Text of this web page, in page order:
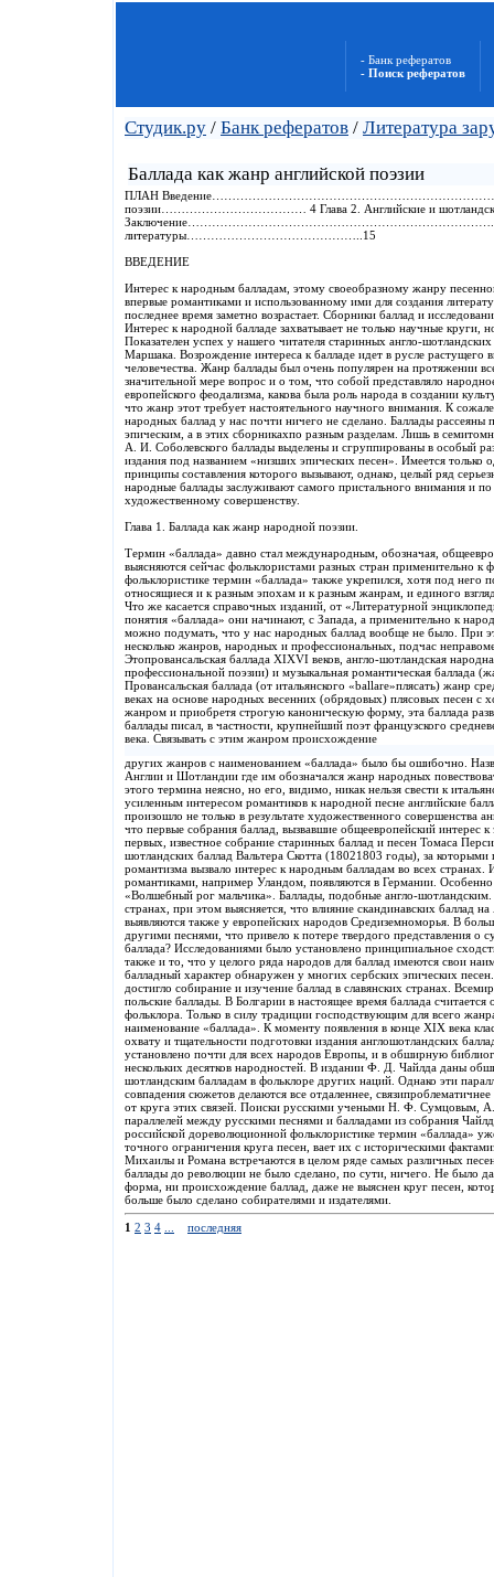
- Банк рефератов
- Поиск рефератов
Студик.ру / Банк рефератов / Литература
Баллада как жанр английской поэзии
ПЛАН Введение……………………………………………………………………… 3
поэзии……………………………… 4 Глава 2. Английские и
Заключение………………………………………………………………….14
литературы……………………………………..15
ВВЕДЕНИЕ
Интерес к народным балладам, этому своеобразному жанру
впервые романтиками и использованному ими для создания
последнее время заметно возрастает. Сборники баллад и
Интерес к народной балладе захватывает не только научные
Показателен успех у нашего читателя старинных англо-
Маршака. Возрождение интереса к балладе идет в русле
человечества. Жанр баллады был очень популярен на протяжении
значительной мере вопрос и о том, что собой представляло
европейского феодализма, какова была роль народа в создании
что жанр этот требует настоятельного научного внимания. К
народных баллад у нас почти ничего не сделано. Баллады
эпическим, а в этих сборникахпо разным разделам. Лишь в
А. И. Соболевского баллады выделены и сгруппированы в особый
издания под названием «низших эпических песен». Имеется только
принципы составления которого вызывают, однако, целый ряд
народные баллады заслуживают самого пристального внимания и
художественному совершенству.
Глава 1. Баллада как жанр народной поэзии.
Термин «баллада» давно стал международным, обозначая,
выясняются сейчас фольклористами разных стран применительно к
фольклористике термин «баллада» также укрепился, хотя под него
относящиеся и к разным эпохам и к разным жанрам, и единого
Что же касается справочных изданий, от «Литературной
понятия «баллада» они начинают, с Запада, а применительно к
можно подумать, что у нас народных баллад вообще не было. При
несколько жанров, народных и профессиональных, подчас
Этопровансальская баллада XIXVI веков, англо-шотландская
профессиональной поэзии) и музыкальная романтическая баллада
Провансальская баллада (от итальянского «ballare»плясать) жанр
веках на основе народных весенних (обрядовых) плясовых песен
жанром и приобретя строгую каноническую форму, эта баллада
баллады писал, в частности, крупнейший поэт французского
века. Связывать с этим жанром происхождение
других жанров с наименованием «баллада» было бы ошибочно.
Англии и Шотландии где им обозначался жанр народных
этого термина неясно, но его, видимо, никак нельзя свести к
усиленным интересом романтиков к народной песне английские
произошло не только в результате художественного совершенства
что первые собрания баллад, вызвавшие общеевропейский интерес
первых, известное собрание старинных баллад и песен Томаса
шотландских баллад Вальтера Скотта (18021803 годы), за которыми
романтизма вызвало интерес к народным балладам во всех
романтиками, например Уландом, появляются в Германии.
«Волшебный рог мальчика». Баллады, подобные англо-
странах, при этом выясняется, что влияние скандинавских баллад
выявляются также у европейских народов Средиземноморья. В
другими песнями, что привело к потере твердого представления о
баллада? Исследованиями было установлено принципиальное
также и то, что у целого ряда народов для баллад имеются свои
балладный характер обнаружен у многих сербских эпических
достигло собирание и изучение баллад в славянских странах.
польские баллады. В Болгарии в настоящее время баллада
фольклора. Только в силу традиции господствующим для всего
наименование «баллада». К моменту появления в конце XIX века
охвату и тщательности подготовки издания англошотландских
установлено почти для всех народов Европы, и в обширную
нескольких десятков народностей. В издании Ф. Д. Чайлда даны
шотландским балладам в фольклоре других наций. Однако эти
совпадения сюжетов делаются все отдаленнее,
от круга этих связей. Поиски русскими учеными Н. Ф. Сумцовым,
параллелей между русскими песнями и балладами из собрания
российской дореволюционной фольклористике термин «баллада»
точного ограничения круга песен, вает их с историческими
Михаилы и Романа встречаются в целом ряде самых различных
баллады до революции не было сделано, по сути, ничего. Не было
форма, ни происхождение баллад, даже не выяснен круг песен,
больше было сделано собирателями и издателями.
1 2 3 4 последняя